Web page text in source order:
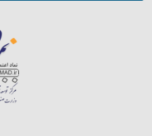
تا با خاطراتی خوش